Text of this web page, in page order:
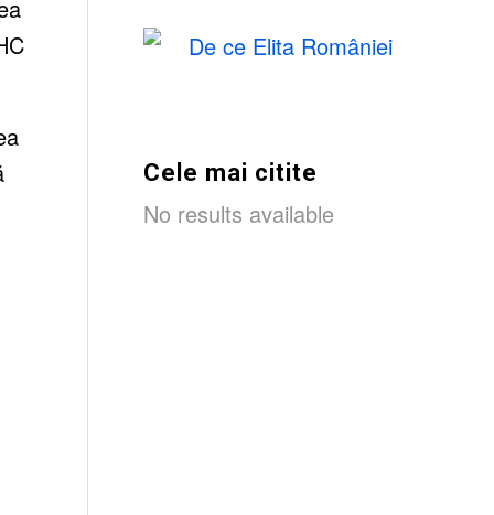
Cele mai citite
No results available